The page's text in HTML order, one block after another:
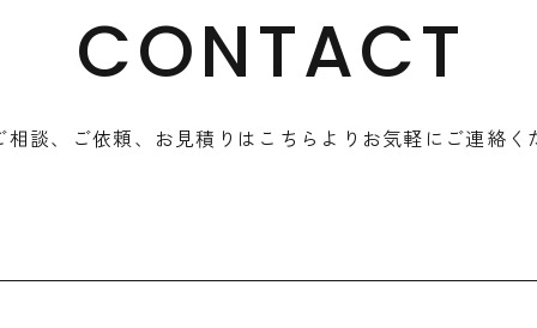
CONTACT
談、ご依頼、 お見積りはこちらより お気軽にご連絡く